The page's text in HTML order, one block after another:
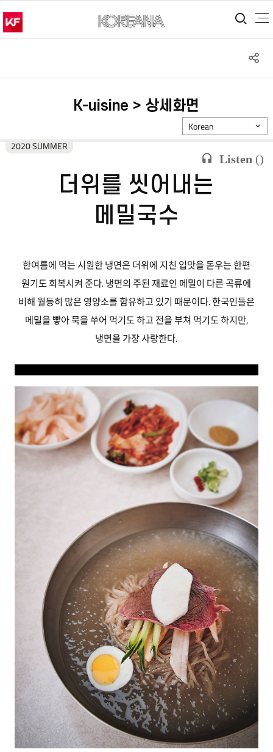
통
K-uisine > 상세화면
Listen ()
2020 SUMMER
Korean
더위를 씻어내는
메밀국수
한여름에 먹는 시원한 냉면은 더위에 지친 입맛을 돋우는 한편
원기도 회복시켜 준다. 냉면의 주된 재료인 메밀이 다른 곡류에
비해 월등히 많은 영양소를 함유하고 있기 때문이다. 한국인들은
메밀을 빻아 묵을 쑤어 먹기도 하고 전을 부쳐 먹기도 하지만,
냉면을 가장 사랑한다.